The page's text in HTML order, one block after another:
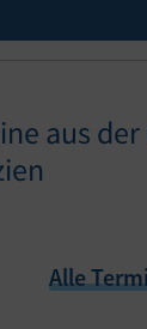
aus
Alle